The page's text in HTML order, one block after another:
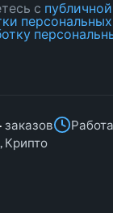
с публичной
персональных
заказов